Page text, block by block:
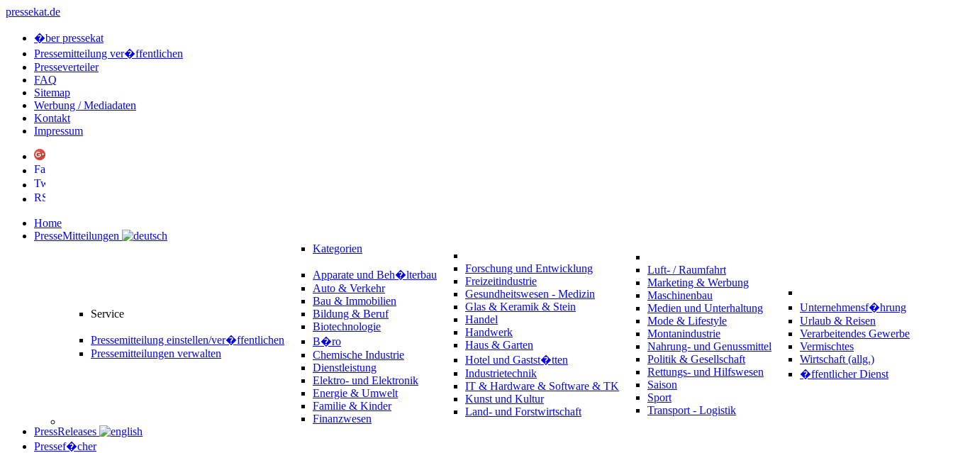
pressekat.de
�ber pressekat
Pressemitteilung ver�ffentlichen
Presseverteiler
FAQ
Sitemap
Werbung / Mediadaten
Kontakt
Impressum
Home
PresseMitteilungen
Service
Pressemitteilung einstellen/ver�ffentlichen
Pressemitteilungen verwalten
Kategorien
Apparate und Beh�lterbau
Auto & Verkehr
Bau & Immobilien
Bildung & Beruf
Biotechnologie
B�ro
Chemische Industrie
Dienstleistung
Elektro- und Elektronik
Energie & Umwelt
Familie & Kinder
Finanzwesen
Forschung und Entwicklung
Freizeitindustrie
Gesundheitswesen - Medizin
Glas & Keramik & Stein
Handel
Handwerk
Haus & Garten
Hotel und Gastst�tten
Industrietechnik
IT & Hardware & Software & TK
Kunst und Kultur
Land- und Forstwirtschaft
Luft- / Raumfahrt
Marketing & Werbung
Maschinenbau
Medien und Unterhaltung
Mode & Lifestyle
Montanindustrie
Nahrung- und Genussmittel
Politik & Gesellschaft
Rettungs- und Hilfswesen
Saison
Sport
Transport - Logistik
Unternehmensf�hrung
Urlaub & Reisen
Verarbeitendes Gewerbe
Vermischtes
Wirtschaft (allg.)
�ffentlicher Dienst
PressReleases
Pressef�cher